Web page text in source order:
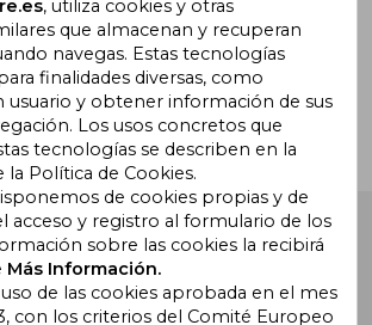
Calle Energía, 65, Nave 3 (08940),
Barcelona. Derechos Reservados.
, utiliza cookies y otras
que almacenan y recuperan
navegas. Estas tecnologías
finalidades diversas, como
usuario y obtener información de sus
Los usos concretos que
tecnologías se describen en la
Política de Cookies.
de cookies propias y de
acceso y registro al formulario de los
sobre las cookies la recibirá
Más Información.
de las cookies aprobada en el mes
con los criterios del Comité Europeo